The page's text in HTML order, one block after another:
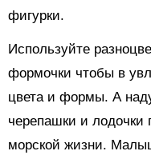
фигурки.
Используйте
формочки чтобы в
цвета и формы. А
черепашки и лодочки
морской жизни.